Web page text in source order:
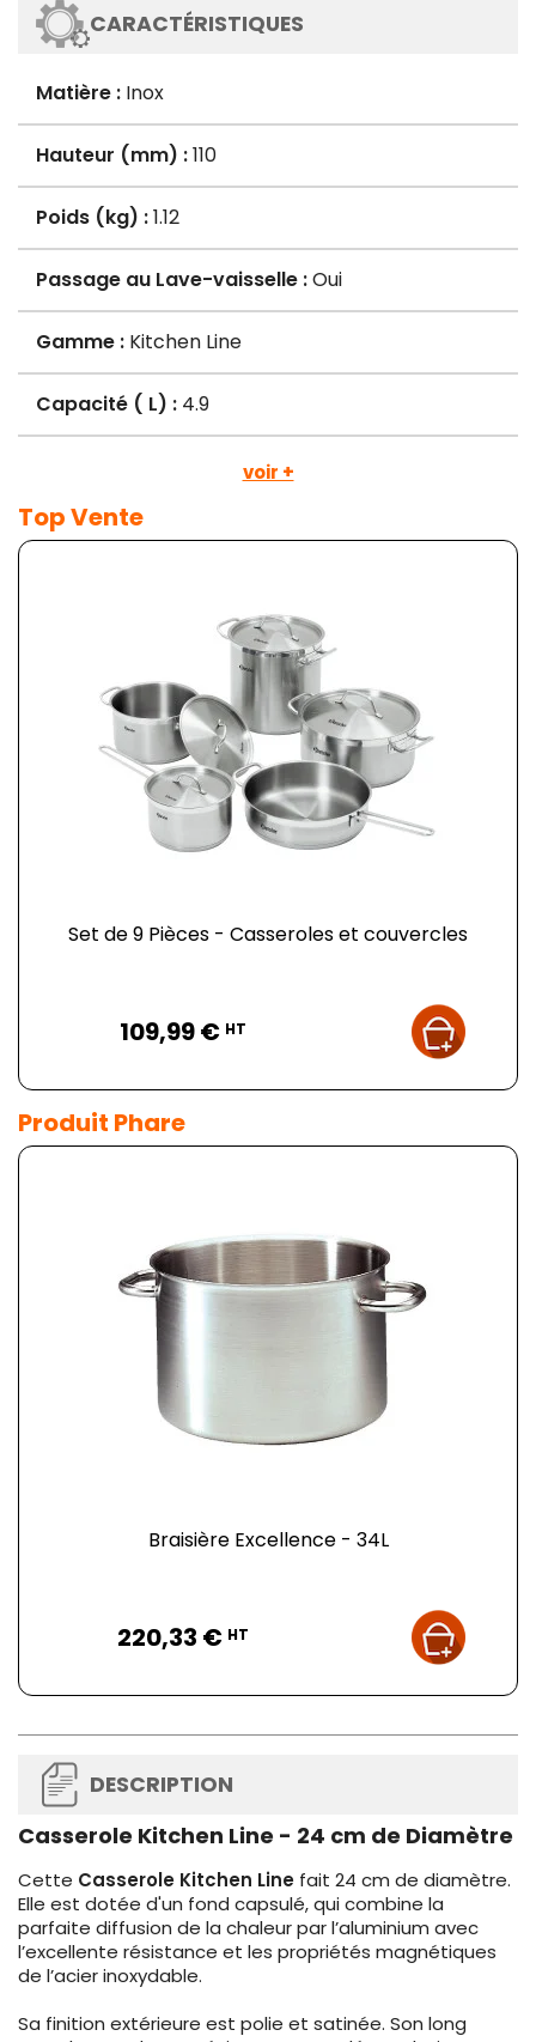
CARACTÉRISTIQUES
Matière : Inox
Hauteur (mm) :110
Poids (kg) :1.12
Passage au Lave-vaisselle :Oui
Gamme : Kitchen Line
Capacité ( L) : 4.9
voir +
Top Vente
Set de 9 Pièces - Casseroles et couvercles
109,99 € HT
Produit Phare
Braisière Excellence - 34L
220,33 € HT
DESCRIPTION
Casserole Kitchen Line - 24 cm de Diamètre
Cette Casserole Kitchen Line fait 24 cm de diamètre.
Elle est dotée d'un fond capsulé, qui combine la
parfaite diffusion de la chaleur par l’aluminium avec
l’excellente résistance et les propriétés magnétiques
de l’acier inoxydable.
Sa finition extérieure est polie et satinée. Son long